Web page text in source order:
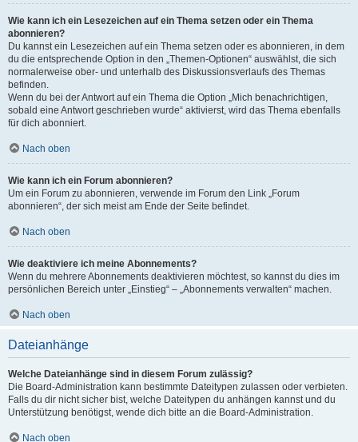
Wie kann ich ein Lesezeichen auf ein Thema setzen oder ein Thema
abonnieren?
Du kannst ein Lesezeichen auf ein Thema setzen oder es abonnieren, in dem
du die entsprechende Option in den „Themen-Optionen“ auswählst, die sich
normalerweise ober- und unterhalb des Diskussionsverlaufs des Themas
befinden.
Wenn du bei der Antwort auf ein Thema die Option „Mich benachrichtigen,
sobald eine Antwort geschrieben wurde“ aktivierst, wird das Thema ebenfalls
für dich abonniert.
Nach oben
Wie kann ich ein Forum abonnieren?
Um ein Forum zu abonnieren, verwende im Forum den Link „Forum
abonnieren“, der sich meist am Ende der Seite befindet.
Nach oben
Wie deaktiviere ich meine Abonnements?
Wenn du mehrere Abonnements deaktivieren möchtest, so kannst du dies im
persönlichen Bereich unter „Einstieg“ – „Abonnements verwalten“ machen.
Nach oben
Dateianhänge
Welche Dateianhänge sind in diesem Forum zulässig?
Die Board-Administration kann bestimmte Dateitypen zulassen oder verbieten.
Falls du dir nicht sicher bist, welche Dateitypen du anhängen kannst und du
Unterstützung benötigst, wende dich bitte an die Board-Administration.
Nach oben